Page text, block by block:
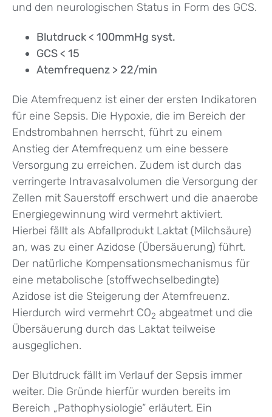
und den neurologischen Status in Form des GCS.
Blutdruck < 100mmHg syst.
GCS < 15
Atemfrequenz > 22/min
Die Atemfrequenz ist einer der ersten Indikatoren
für eine Sepsis. Die Hypoxie, die im Bereich der
Endstrombahnen herrscht, führt zu einem
Anstieg der Atemfrequenz um eine bessere
Versorgung zu erreichen. Zudem ist durch das
verringerte Intravasalvolumen die Versorgung der
Zellen mit Sauerstoff erschwert und die anaerobe
Energiegewinnung wird vermehrt aktiviert.
Hierbei fällt als Abfallprodukt Laktat (Milchsäure)
an, was zu einer Azidose (Übersäuerung) führt.
Der natürliche Kompensationsmechanismus für
eine metabolische (stoffwechselbedingte)
Azidose ist die Steigerung der Atemfreuenz.
Hierdurch wird vermehrt CO2 abgeatmet und die
Übersäuerung durch das Laktat teilweise
ausgeglichen.
Der Blutdruck fällt im Verlauf der Sepsis immer
weiter. Die Gründe hierfür wurden bereits im
Bereich „Pathophysiologie“ erläutert. Ein